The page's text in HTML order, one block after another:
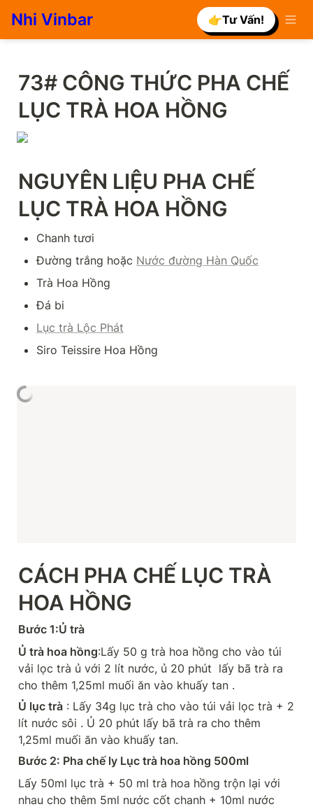
Nhi Vinbar 👉Tư Vấn!
73# CÔNG THỨC PHA CHẾ
LỤC TRÀ HOA HỒNG
NGUYÊN LIỆU PHA CHẾ
LỤC TRÀ HOA HỒNG
Chanh tươi
Đường trắng hoặc Nước đường Hàn Quốc
Trà Hoa Hồng
Đá bi
Lục trà Lộc Phát
Siro Teissire Hoa Hồng
CÁCH PHA CHẾ LỤC TRÀ
HOA HỒNG
Bước 1:Ủ trà
Ủ trà hoa hồng:Lấy 50 g trà hoa hồng cho vào túi
vải lọc trà ủ với 2 lít nước, ủ 20 phút  lấy bã trà ra
cho thêm 1,25ml muối ăn vào khuấy tan .
Ủ lục trà : Lấy 34g lục trà cho vào túi vải lọc trà + 2
lít nước sôi . Ủ 20 phút lấy bã trà ra cho thêm
1,25ml muối ăn vào khuấy tan.
Bước 2: Pha chế ly Lục trà hoa hồng 500ml
Lấy 50ml lục trà + 50 ml trà hoa hồng trộn lại với
nhau cho thêm 5ml nước cốt chanh + 10ml nước